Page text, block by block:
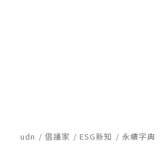
udn 倡議家 ESG新知 永續字典